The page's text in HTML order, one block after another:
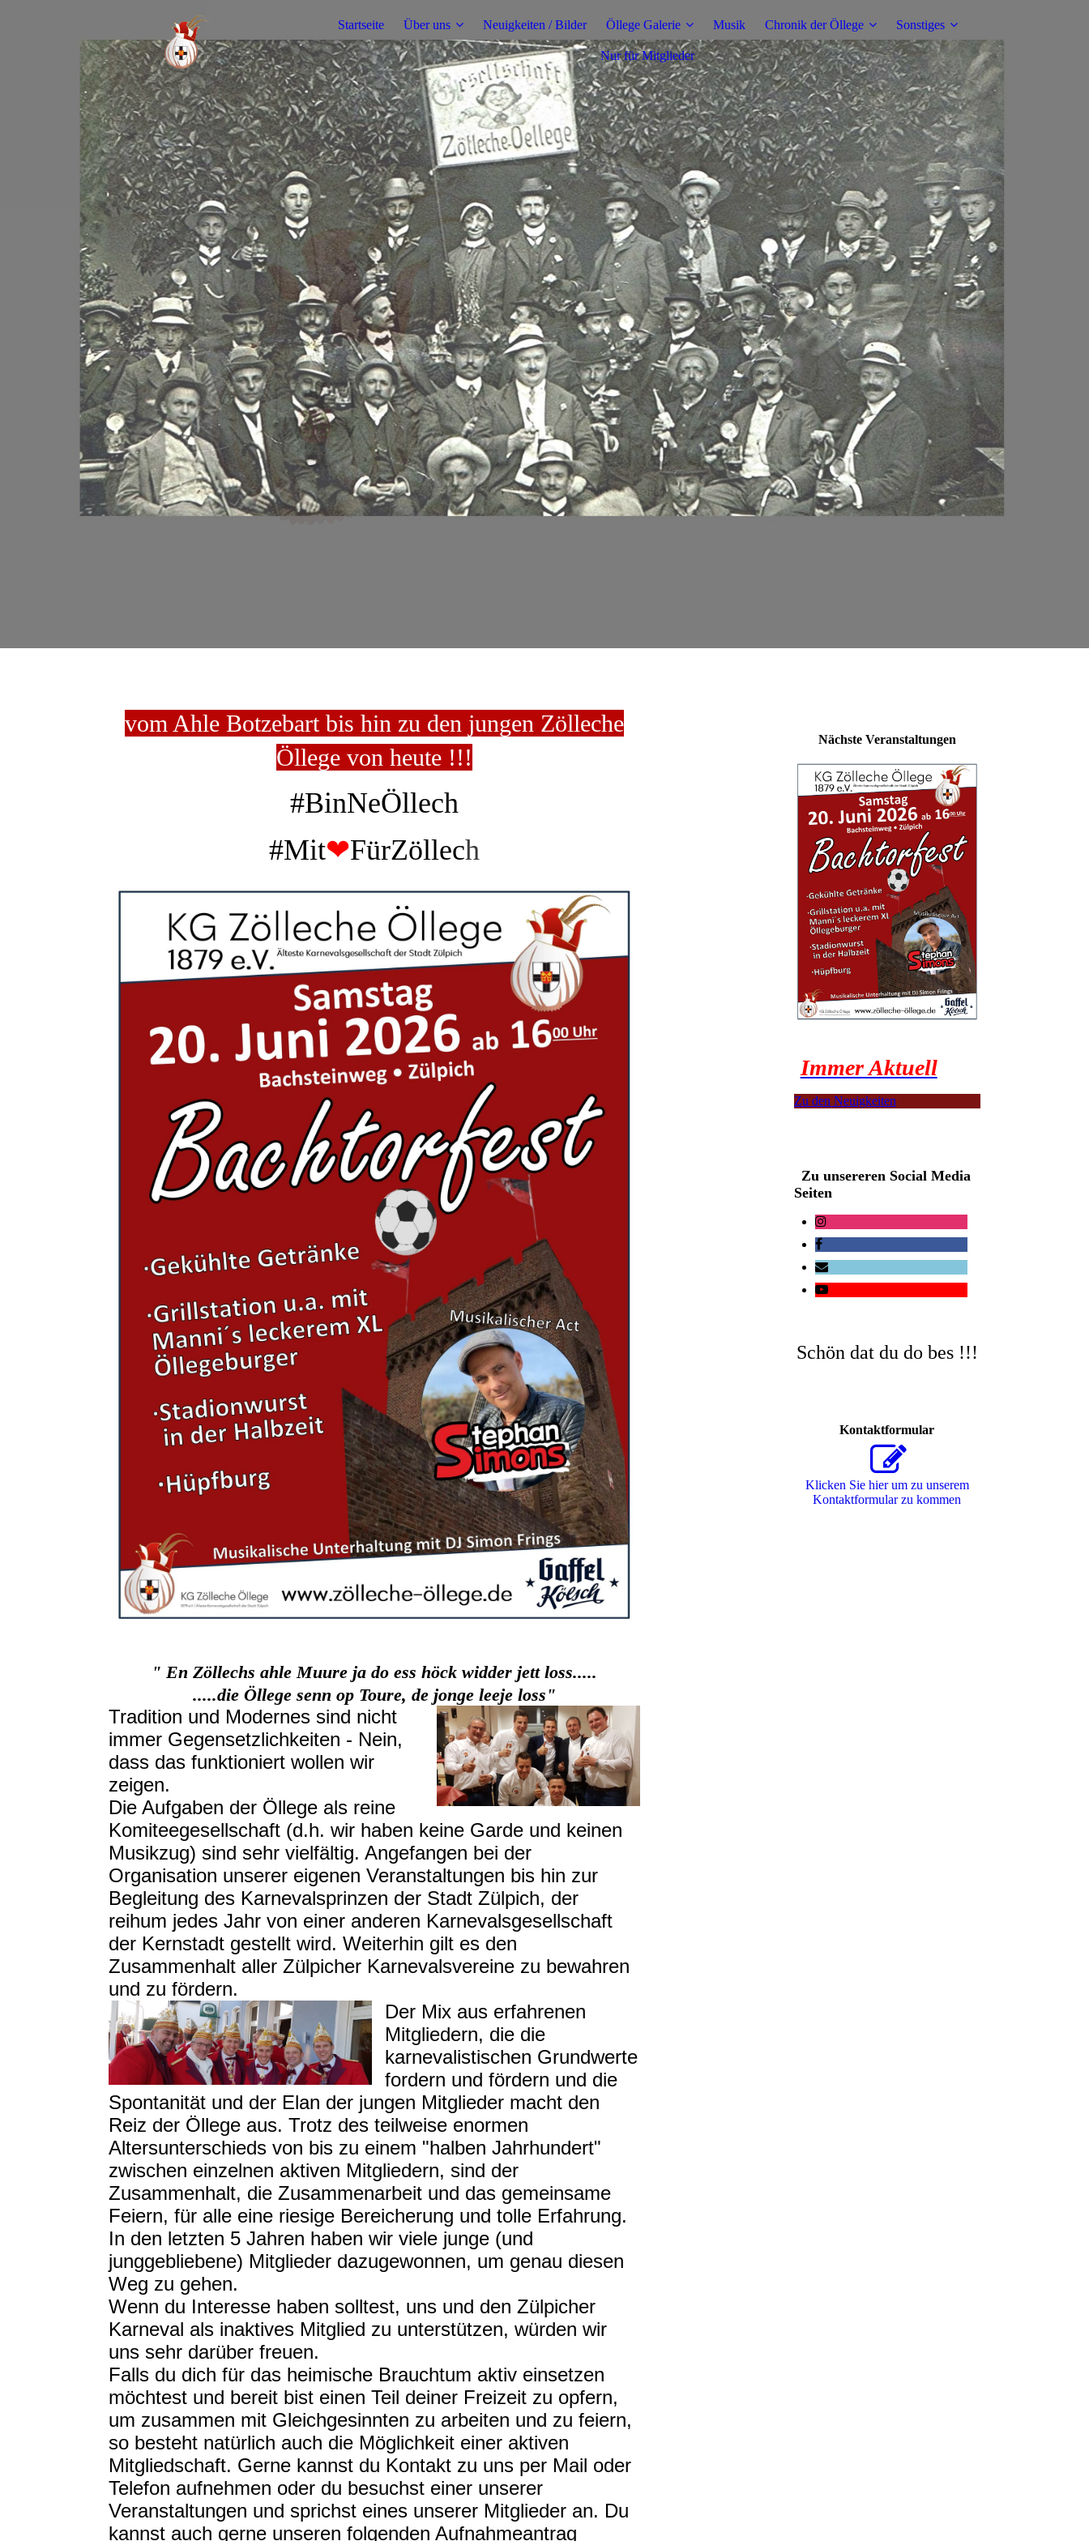
Startseite Über uns Neuigkeiten / Bilder Öllege Galerie Musik Chronik der Öllege Sonstiges
Nur für Mitglieder
vom Ahle Botzebart bis hin zu den jungen Zölleche
Öllege von heute !!!
#BinNeÖllech
#Mit❤FürZöllech
" En Zöllechs ahle Muure ja do ess höck widder jett loss.....
.....die Öllege senn op Toure, de jonge leeje loss "
Tradition und Modernes sind nicht
immer Gegensetzlichkeiten - Nein,
dass das funktioniert wollen wir
zeigen.
Die Aufgaben der Öllege als reine
Komiteegesellschaft (d.h. wir haben keine Garde und keinen
Musikzug) sind sehr vielfältig. Angefangen bei der
Organisation unserer eigenen Veranstaltungen bis hin zur
Begleitung des Karnevalsprinzen der Stadt Zülpich, der
reihum jedes Jahr von einer anderen Karnevalsgesellschaft
der Kernstadt gestellt wird. Weiterhin gilt es den
Zusammenhalt aller Zülpicher Karnevalsvereine zu bewahren
und zu fördern.
Der Mix aus erfahrenen
Mitgliedern, die die
karnevalistischen Grundwerte
fordern und fördern und die
Spontanität und der Elan der jungen Mitglieder macht den
Reiz der Öllege aus. Trotz des teilweise enormen
Altersunterschieds von bis zu einem "halben Jahrhundert"
zwischen einzelnen aktiven Mitgliedern, sind der
Zusammenhalt, die Zusammenarbeit und das gemeinsame
Feiern, für alle eine riesige Bereicherung und tolle Erfahrung.
In den letzten 5 Jahren haben wir viele junge (und
junggebliebene) Mitglieder dazugewonnen, um genau diesen
Weg zu gehen.
Wenn du Interesse haben solltest, uns und den Zülpicher
Karneval als inaktives Mitglied zu unterstützen, würden wir
uns sehr darüber freuen.
Falls du dich für das heimische Brauchtum aktiv einsetzen
möchtest und bereit bist einen Teil deiner Freizeit zu opfern,
um zusammen mit Gleichgesinnten zu arbeiten und zu feiern,
so besteht natürlich auch die Möglichkeit einer aktiven
Mitgliedschaft. Gerne kannst du Kontakt zu uns per Mail oder
Telefon aufnehmen oder du besuchst einer unserer
Veranstaltungen und sprichst eines unserer Mitglieder an. Du
kannst auch gerne unseren folgenden Aufnahmeantrag
Nächste Veranstaltungen
Immer Aktuell
Zu den Neuigkeiten
Zu unsereren Social Media
Seiten
Schön dat du do bes !!!
Kontaktformular
Klicken Sie hier um zu unserem
Kon­takt­for­mu­lar zu kommen